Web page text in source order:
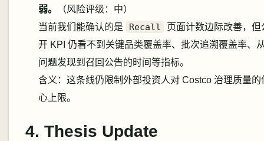
弱。
（风险评级：中）
当前我们能确认的是
Recall
页面计数边际改善，但
开 KPI 仍看不到关键品类覆盖率、批次追溯覆盖率、
问题发现到召回公告的时间等指标。
含义：这条线仍限制外部投资人对 Costco 治理质量的
心上限。
4. Thesis Update